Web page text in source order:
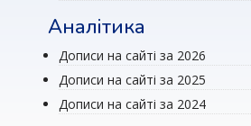
Аналітика
Дописи на сайті за 2026
Дописи на сайті за 2025
Дописи на сайті за 2024